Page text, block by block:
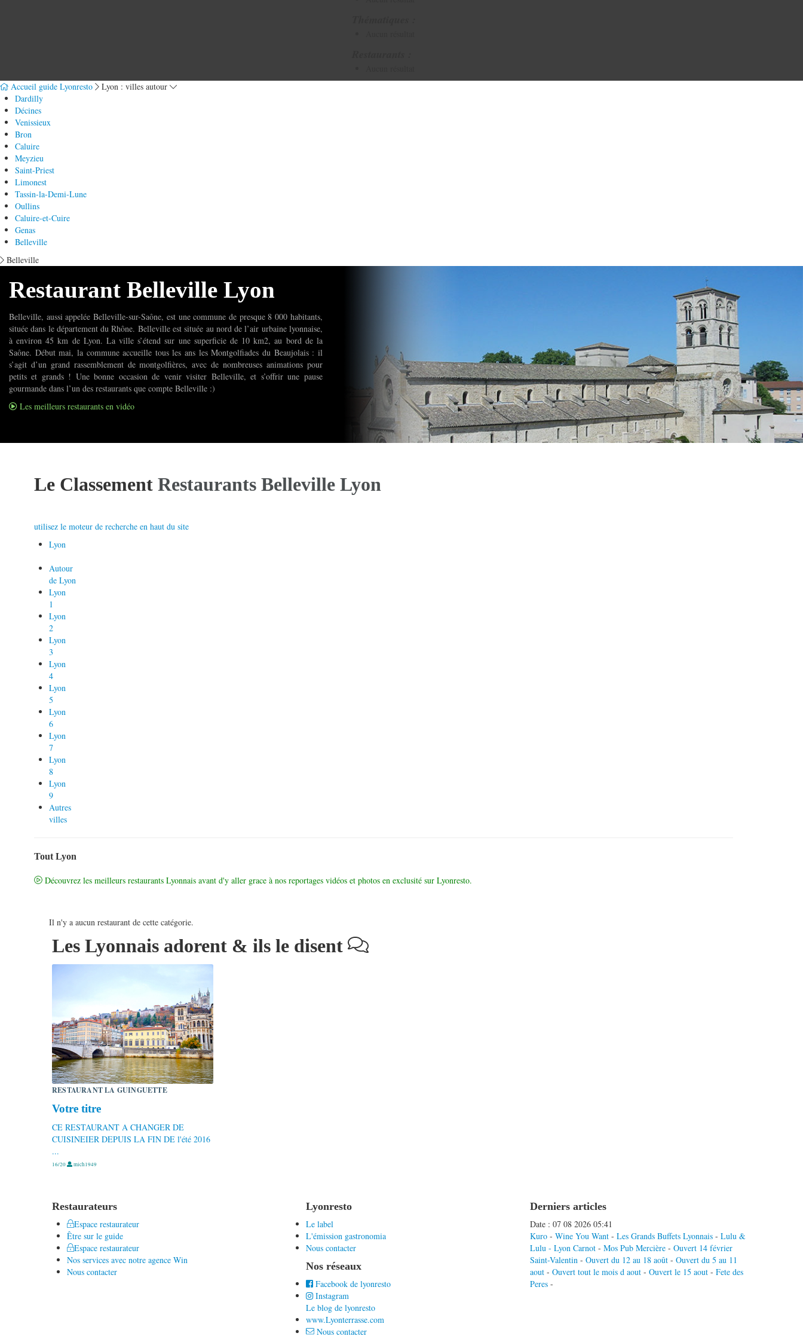
Accueil guide Lyonresto
Lyon : villes autour
Dardilly
Décines
Venissieux
Bron
Caluire
Meyzieu
Saint-Priest
Limonest
Tassin-la-Demi-Lune
Oullins
Caluire-et-Cuire
Genas
Belleville
Belleville
Restaurant Belleville Lyon
Belleville, aussi appelée Belleville-sur-Saône, est une commune de presque 8 000 habitants,
située dans le département du Rhône. Belleville est située au nord de l’air urbaine lyonnaise,
à environ 45 km de Lyon. La ville s’étend sur une superficie de 10 km2, au bord de la
Saône. Début mai, la commune accueille tous les ans les Montgolfiades du Beaujolais : il
s’agit d’un grand rassemblement de montgolfières, avec de nombreuses animations pour
petits et grands ! Une bonne occasion de venir visiter Belleville, et s’offrir une pause
gourmande dans l’un des restaurants que compte Belleville :)
Les meilleurs restaurants en vidéo
Le Classement Restaurants Belleville Lyon
utilisez le moteur de recherche en haut du site
Lyon
Autour
de Lyon
Lyon
1
Lyon
2
Lyon
3
Lyon
4
Lyon
5
Lyon
6
Lyon
7
Lyon
8
Lyon
9
Autres
villes
Tout Lyon
Découvrez les meilleurs restaurants Lyonnais avant d'y aller grace à nos reportages vidéos et photos en exclusité sur Lyonresto.
Il n'y a aucun restaurant de cette catégorie.
Les Lyonnais adorent & ils le disent
RESTAURANT LA GUINGUETTE
Votre titre
CE RESTAURANT A CHANGER DE
CUISINEIER DEPUIS LA FIN DE l'été 2016
...
16/20 mich1949
Restaurateurs
Espace restaurateur
Être sur le guide
Espace restaurateur
Nos services avec notre agence Win
Nous contacter
Lyonresto
Le label
L'émission gastronomia
Nous contacter
Nos réseaux
Facebook de lyonresto
Instagram
Le blog de lyonresto
www.Lyonterrasse.com
Nous contacter
Derniers articles
Date : 07 08 2026 05:41
Kuro - Wine You Want - Les Grands Buffets Lyonnais - Lulu &
Lulu - Lyon Carnot - Mos Pub Mercière - Ouvert 14 février
Saint-Valentin - Ouvert du 12 au 18 août - Ouvert du 5 au 11
aout - Ouvert tout le mois d aout - Ouvert le 15 aout - Fete des
Peres -